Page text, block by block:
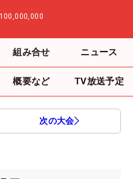
組み合せ ニュース
概要など TV放送予定
次の大会